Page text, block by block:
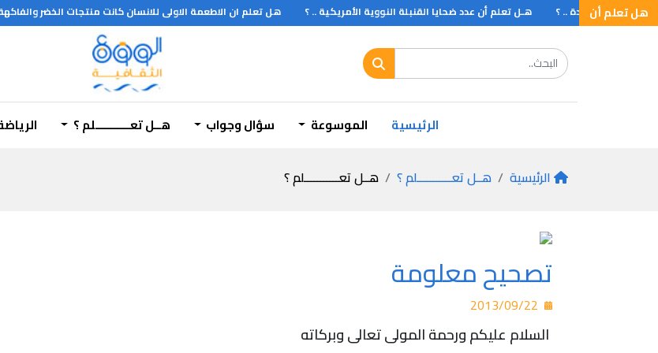
هل تعلم أن
الوجبة الواحدة .. ؟ هـل تعلم أن عدد ضحايا القنبلة النووية الأمريكية .. ؟ هل تعلم ان الاطعمة الاولى للانسان كانت منتجات الخضر والفاكهة واورق الشجر ولحوم الحيوانات وان العسل منذ اقدم العصور حيث كان الانسان الاول يحصل على قرص الشمع المملوء بالعسل بابعاد النحل عنه بالدخان وان الغذاء الكامل للشخص العادي يجب ان يتكون من 450 جم مواد كربوهيدراتية و 70 جم
الرئيسية الموسوعة سؤال وجواب هــل تعـــــــــــلم ؟
الرئيسية هــل تعـــــــــــلم ؟ هــل تعـــــــــــلم ؟
تصحيح معلومة
السلام عليكم ورحمة المولى تعالى وبركاته